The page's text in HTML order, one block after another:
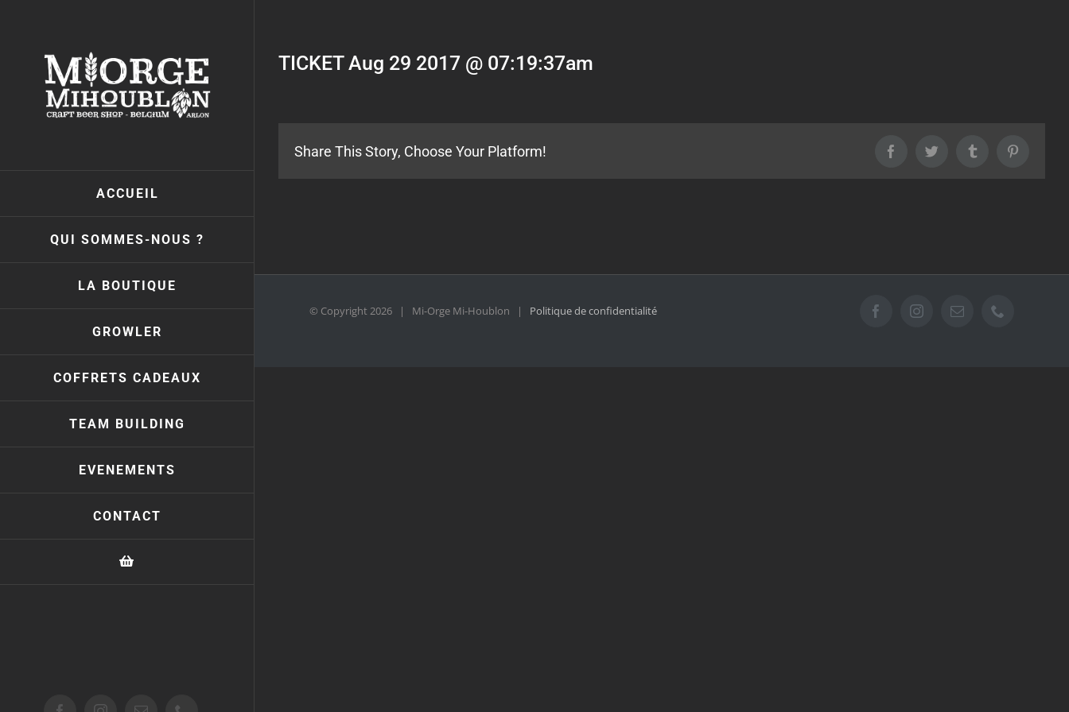
ACCUEIL
QUI SOMMES-NOUS ?
LA BOUTIQUE
GROWLER
COFFRETS CADEAUX
TEAM BUILDING
EVENEMENTS
CONTACT
TICKET Aug 29 2017 @ 07:19:37am
Share This Story, Choose Your Platform! FacebookTwitter Tumblr
© Copyright2026 | Mi-Orge Mi-Houblon | Politique de confidentialité FacebookInstagramEmail